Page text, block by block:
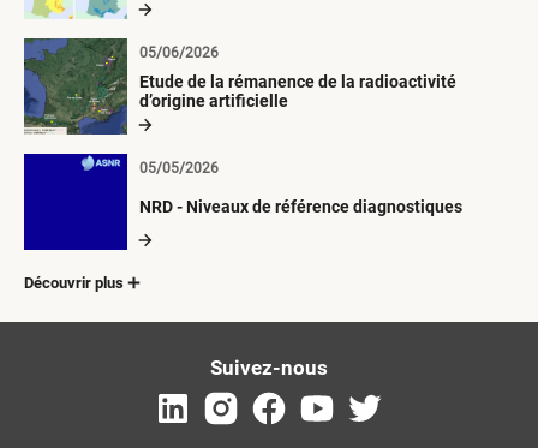
radioactives depuis 1945
Etude de la rémanence de la radioactivité
d’origine artificielle
05/06/2026
NRD - Niveaux de référence diagnostiques
05/05/2026
Découvrir plus
Suivez-nous